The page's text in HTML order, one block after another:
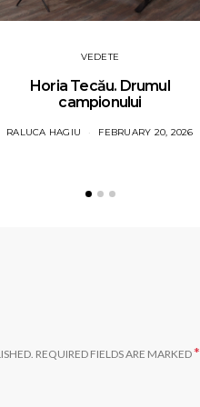
VEDETE
Horia Tecău. Drumul
campionului
RALUCA HAGIU FEBRUARY 20, 2026
REQUIRED FIELDS ARE MARKED*